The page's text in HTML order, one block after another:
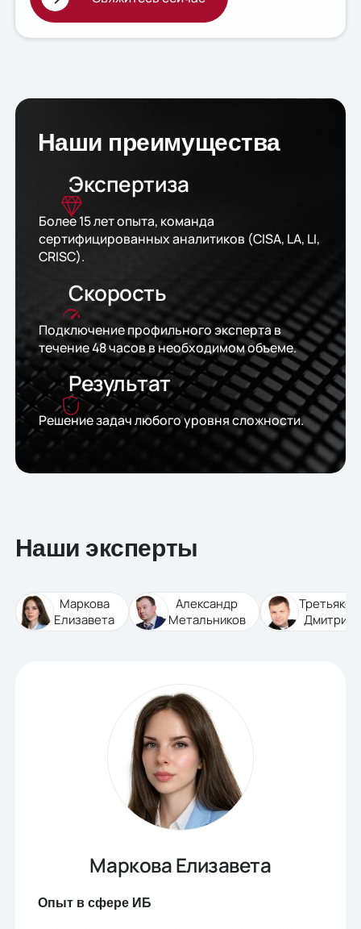
Наши преимущества
Экспертиза
Более 15 лет опыта, команда
сертифицированных аналитиков (CISA, LA, LI,
CRISC).
Скорость
Подключение профильного эксперта в
течение 48 часов в необходимом объеме.
Результат
Решение задач любого уровня сложности.
Наши эксперты
Маркова
Елизавета
Александр
Метальников
Третьяков
Дмитрий
Маркова Елизавета
Опыт в сфере ИБ